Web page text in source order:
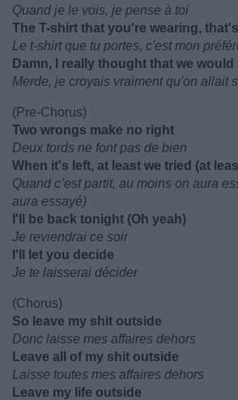
Quand je le vois, je pense à toi
The T-shirt that you're wearing,
Le t-shirt que tu portes, c'est mon
Damn, I really thought that we would
Merde, je croyais vraiment qu'on allait
(Pre-Chorus)
Two wrongs make no right
Deux tords ne font pas de bien
When it's left, at least we tried (at
Quand c’est partit, au moins on aura
aura essayé)
I'll be back tonight (Oh yeah)
Je reviendrai ce soir
I'll let you decide
Je te laisserai décider
(Chorus)
So leave my shit outside
Donc laisse mes affaires dehors
Leave all of my shit outside
Laisse toutes mes affaires dehors
Leave my life outside